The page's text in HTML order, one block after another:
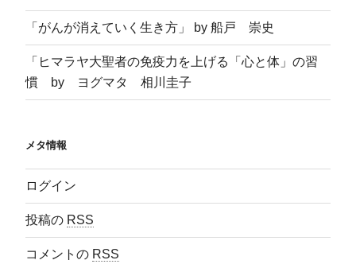
「がんが消えていく生き方」 by 船戸 崇史
「ヒマラヤ大聖者の免疫力を上げる「心と体」の習
慣 by ヨグマタ 相川圭子
メタ情報
ログイン
投稿の RSS
コメントの RSS